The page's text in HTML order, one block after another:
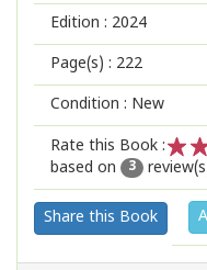
Edition : 2024
Page(s) : 222
Condition : New
Rate this Book :
2
1
based on
3
Share this Book